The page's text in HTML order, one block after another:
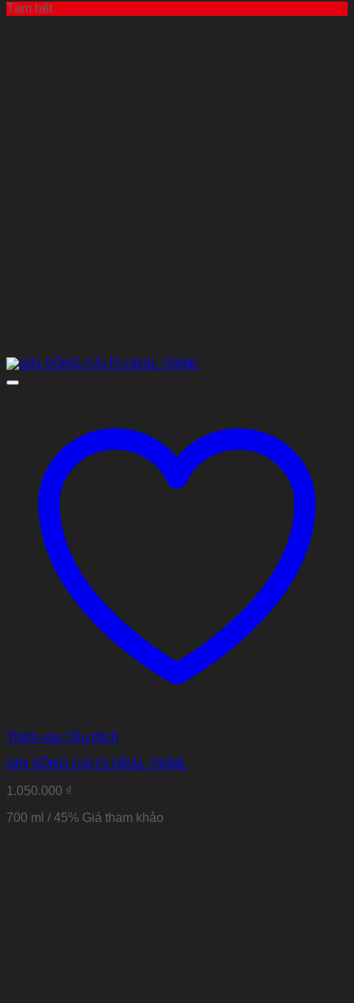
Tạm hết
Thêm vào Yêu thích
GIN SÔNG CÁI FLORAL 700ML
1.050.000 ₫
700 ml / 45% Giá tham khảo